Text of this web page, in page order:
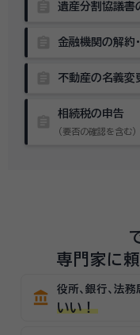
遺産分割協議書
金融機関の解約
不動産の名義変
相続税の申告
（要否の確認を含む）
専門家に
account_balance 役所、銀行、法
いい！